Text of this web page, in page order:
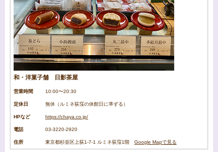
和・洋菓子舗 日影茶屋
営業時間 10:00〜20:30
定休日 無休（ルミネ荻窪の休館日に準ずる）
HPなど https://chaya.co.jp/
電話 03-3220-2920
住所 東京都杉並区上荻1-7-1 ルミネ荻窪1階 Google Mapで見る